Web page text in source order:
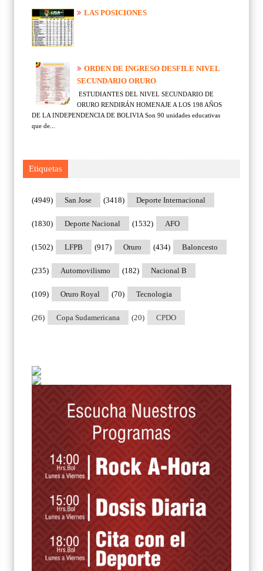
LAS POSICIONES
ORDEN DE INGRESO DESFILE NIVEL
SECUNDARIO ORURO
ESTUDIANTES DEL NIVEL SECUNDARIO DE
ORURO RENDIRÁN HOMENAJE A LOS 198 AÑOS
DE LA INDEPENDENCIA DE BOLIVIA Son 90 unidades educativas
que de...
Etiquetas
San Jose
(4949) Deporte Internacional
(3418)
Deporte Nacional
(1830) AFO
(1532)
LFPB
(1502) Oruro
(917) Baloncesto
(434)
Automovilismo
(235) Nacional B
(182)
Oruro Royal
(109) Tecnologia
(70)
Copa Sudamericana
(26) CPDO
(20)